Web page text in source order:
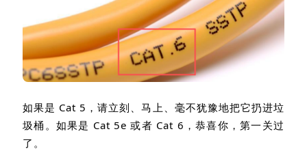
如果是 Cat 5 ，请立刻、马上、毫不犹豫地把它扔进垃
圾桶。如果是 Cat 5e或者 Cat 6 ，恭喜你，第一关过
了。